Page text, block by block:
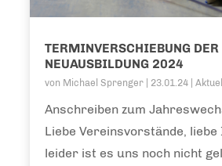
TERMINVERSCHIEBUNG
NEUAUSBILDUNG 2024
von Michael Sprenger 23.01.24 |
Anschreiben zum
Liebe Vereinsvorstände,
leider ist es uns noch nicht